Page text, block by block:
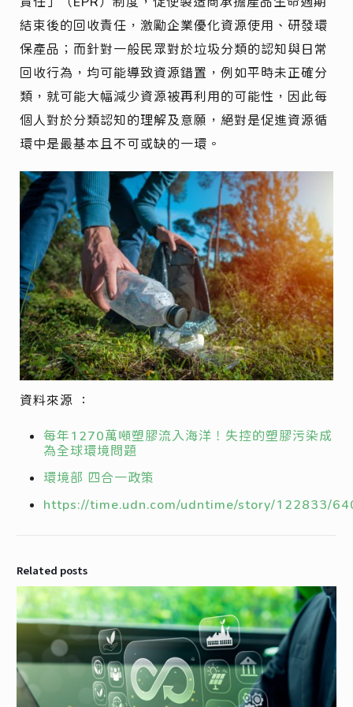
結束後的回收責任，激勵企業優化資源使用、研發環
保產品；而針對一般民眾對於垃圾分類的認知與日常
回收行為，均可能導致資源錯置，例如平時未正確分
類，就可能大幅減少資源被再利用的可能性，因此每
個人對於分類認知的理解及意願，絕對是促進資源循
環中是最基本且不可或缺的一環。
資料來源 ：
每年1270萬噸塑膠流入海洋！失控的塑膠污染成
為全球環境問題
環境部 四合一政策
https://time.udn.com/udntime/story/122833/
Related posts